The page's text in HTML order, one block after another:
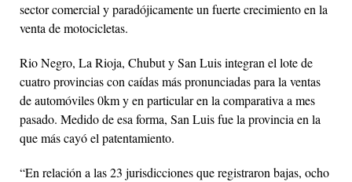
sector comercial y paradójicamente un fuerte crecimiento en la
venta de motocicletas.
Rio Negro, La Rioja, Chubut y San Luis integran el lote de
cuatro provincias con caídas más pronunciadas para la ventas
de automóviles 0km y en particular en la comparativa a mes
pasado. Medido de esa forma, San Luis fue la provincia en la
que más cayó el patentamiento.
“En relación a las 23 jurisdicciones que registraron bajas, ocho